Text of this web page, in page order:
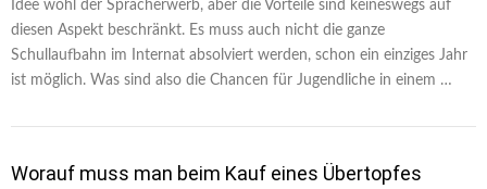
Idee wohl der Spracherwerb, aber die Vorteile sind keineswegs auf
diesen Aspekt beschränkt. Es muss auch nicht die ganze
Schullaufbahn im Internat absolviert werden, schon ein einziges Jahr
ist möglich. Was sind also die Chancen für Jugendliche in einem …
Worauf muss man beim Kauf eines Übertopfes